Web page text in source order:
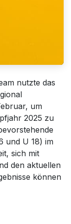
nutzte das
um
2025 zu
und U 18) im
sich mit
den aktuellen
können